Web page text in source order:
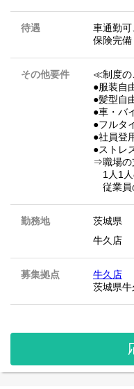
待遇
車通勤
保険完備
その他要件
≪制度
●服装自
●髪型自
●車・バ
●フルタ
●社員登
●ストレ
⇒職場の
1人1人
従業員
勤務地
茨城県
牛久店
募集拠点
牛久店
茨城県